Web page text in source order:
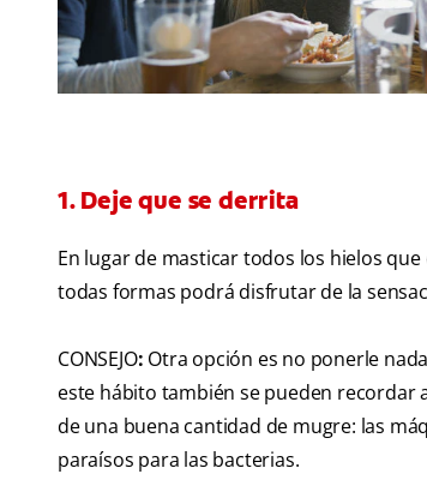
1. Deje que se derrita
En lugar de masticar todos los hielos
todas formas podrá disfrutar de la
CONSEJO: Otra opción es no ponerle
este hábito también se pueden recordar
de una buena cantidad de mugre: las
paraísos para las bacterias.